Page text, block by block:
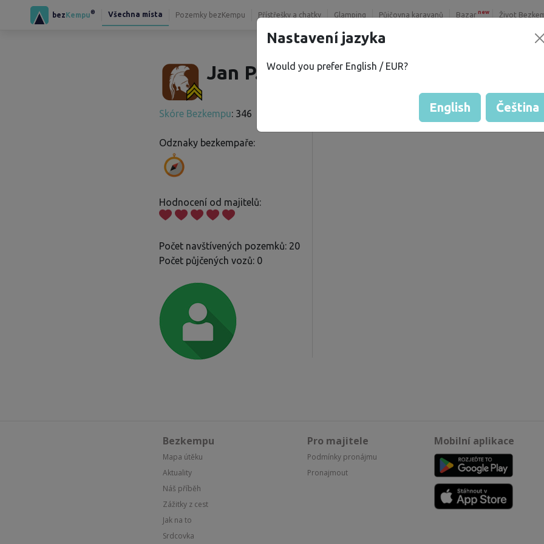
bezKempu® Všechna místa Pozemky bezKempu Přístřešky a chatky Glamping Půjčovna karavanů Bazar new Život
Jan P.
Skóre Bezkempu: 346
Odznaky bezkempaře:
Hodnocení od majitelů:
Počet navštívených pozemků: 20
Počet půjčených vozů: 0
Hodnocení pozemků
Bezkempu
Mapa útěku
Aktuality
Náš příběh
Zážitky z cest
Jak na to
Srdcovka
Pro majitele
Podmínky pronájmu
Pronajmout
Mobilní aplikace
Nastavení jazyka
Would you prefer English / EUR?
English Čeština